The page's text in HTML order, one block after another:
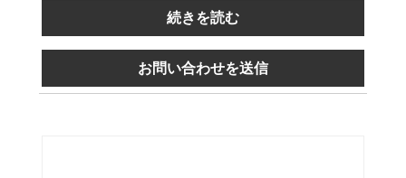
続きを読む
お問い合わせを送信